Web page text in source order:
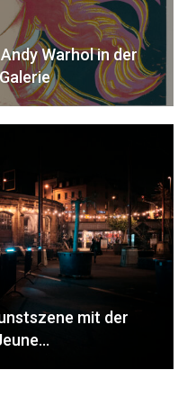
Warhol in der
mit der